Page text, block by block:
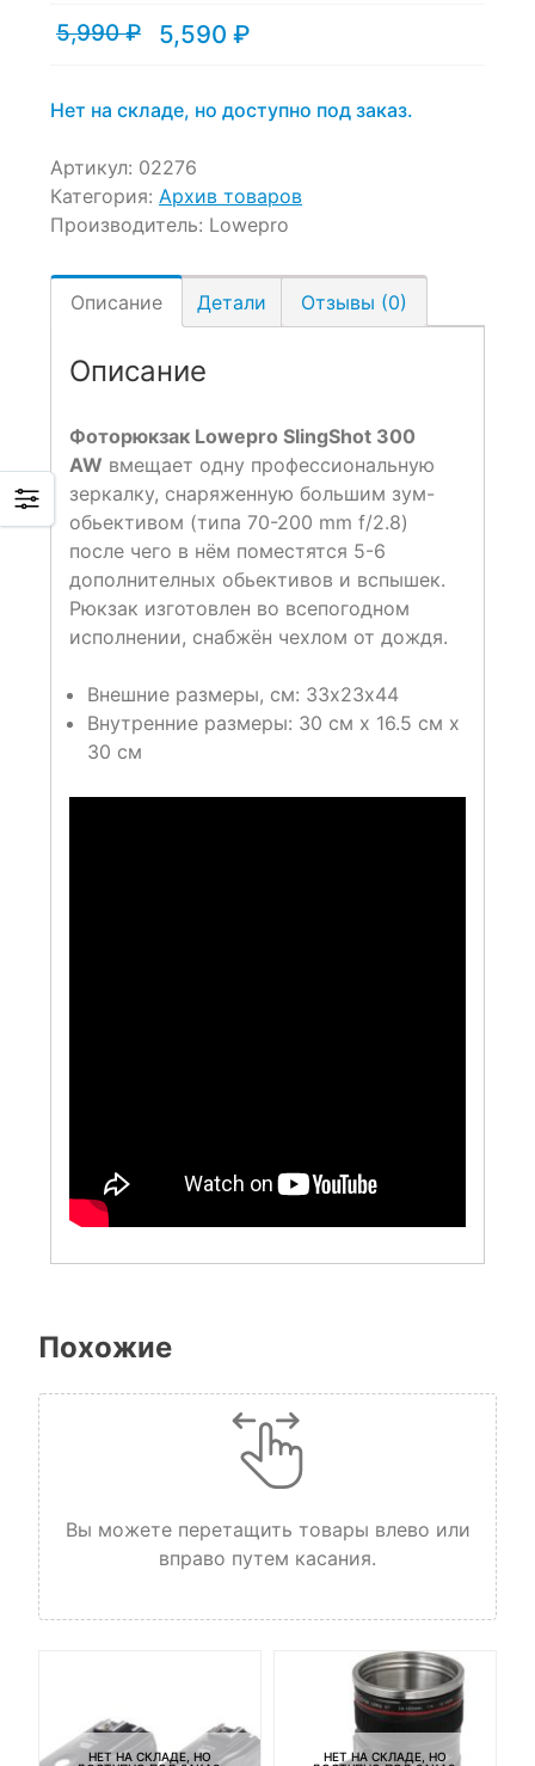
5,990₽
Первоначальная
5,990 ₽.
5,590 ₽
Текущая
Нет на складе, но доступно под заказ.
Артикул: 02276
Категория: Архив товаров
Производитель: Lowepro
Описание Детали Отзывы (0)
Описание
Фоторюкзак Lowepro SlingShot 300
AW вмещает одну профессиональную
зеркалку, снаряженную большим зум-
обьективом (типа 70-200 mm f/2.8)
после чего в нём поместятся 5-6
дополнителных обьективов и вспышек.
Рюкзак изготовлен во всепогодном
исполнении, снабжён чехлом от дождя.
Внешние размеры, см: 33х23х44
Внутренние размеры: 30 см x 16.5 см x
30 см
Похожие
Вы можете перетащить товары влево или
вправо путем касания.
НЕТ НА СКЛАДЕ, НО
НЕТ НА СКЛАДЕ, НО